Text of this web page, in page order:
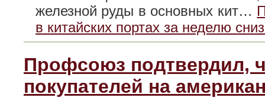
железной руды в основных кит…
в китайских портах за неделю
Профсоюз подтвердил,
покупателей на